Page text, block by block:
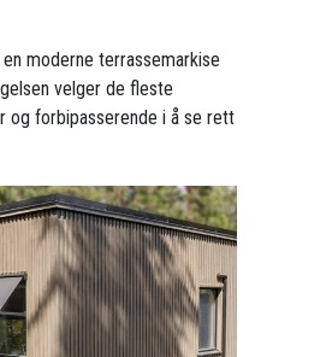
moderne terrassemarkise
velger de fleste
og forbipasserende i å se rett